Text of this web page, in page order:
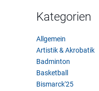
Kategorien
Allgemein
Artistik & Akrobatik
Badminton
Basketball
Bismarck'25